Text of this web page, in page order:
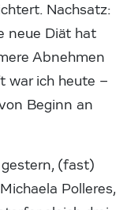
Nachsatz:
neue Diät hat
Abnehmen
war ich heute –
Beginn an
(fast)
Polleres,